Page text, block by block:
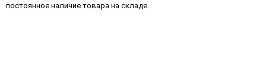
постоянное наличие товара на складе.